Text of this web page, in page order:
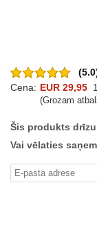
Cena: EUR 29,95
(Grozam
Šis produkts
Vai vēlaties